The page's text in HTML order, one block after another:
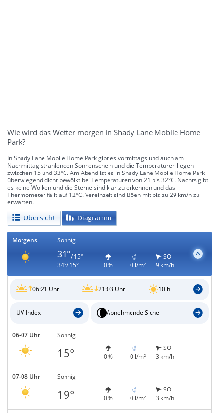
Wie wird das Wetter morgen in Shady Lane Mobile Home
Park?
In Shady Lane Mobile Home Park gibt es vormittags und auch am
Nachmittag strahlenden Sonnenschein und die Temperaturen liegen
zwischen 15 und 33°C. Am Abend ist es in Shady Lane Mobile Home Park
überwiegend dicht bewölkt bei Temperaturen von 21 bis 32°C. Nachts gibt
es keine Wolken und die Sterne sind klar zu erkennen und das
Thermometer fällt auf 12°C. Vereinzelt sind Böen mit bis zu 29 km/h zu
erwarten.
Übersicht Diagramm
Morgens Sonnig
31°/ 15°
34°/ 15°
0 % 0 l/m²
SO
9 km/h
06:21 Uhr 21:03 Uhr 10 h
UV-Index Abnehmende Sichel
06-07 Uhr Sonnig
15° 0 % 0 l/m²
SO
3 km/h
07-08 Uhr Sonnig
19° 0 % 0 l/m²
SO
3 km/h